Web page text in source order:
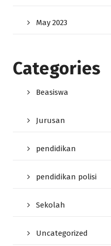
May 2023
Categories
Beasiswa
Jurusan
pendidikan
pendidikan polisi
Sekolah
Uncategorized